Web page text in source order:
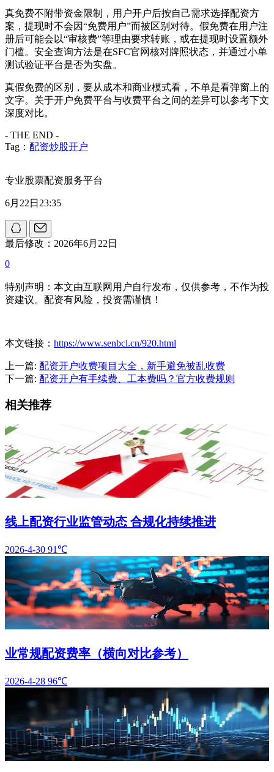
真免费不附带资金限制，用户开户后按自己需求选择配资方
案，提现时不会因“免费用户”而被区别对待。假免费在用户注
册后可能会以“审核费”等理由要求转账，或在提现时设置额外
门槛。安全查询方法是在SFC官网核对牌照状态，并通过小单
测试验证平台是否为实盘。
真假免费的区别，要从成本和商业模式看，不单是看弹窗上的
文字。关于开户免费平台与收费平台之间的差异可以参考下文
深度对比。
- THE END -
Tag： 配资炒股开户
专业股票配资服务平台
6月22日23:35
最后修改：2026年6月22日
0
特别声明：本文由互联网用户自行发布，仅供参考，不作为投
资建议。配资有风险，投资需谨慎！
本文链接： https://www.senbcl.cn/920.html
上一篇: 配资开户收费项目大全，新手避免被乱收费
下一篇: 配资开户有手续费、工本费吗？官方收费规则
相关推荐
线上配资行业监管动态 合规化持续推进
2026-4-30 91℃
业常规配资费率（横向对比参考）
2026-4-28 96℃